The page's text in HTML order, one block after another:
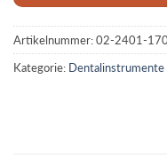
Artikelnummer:02-2401-170
Kategorie: Dentalinstrumente